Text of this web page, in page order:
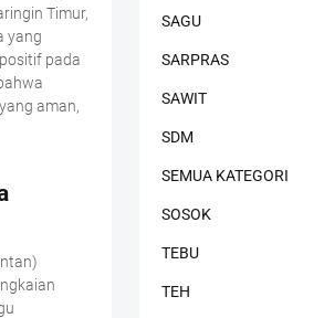
Timur,
yang
pada
aman,
SAGU
SARPRAS
SAWIT
SDM
SEMUA KATEGORI
SOSOK
TEBU
TEH